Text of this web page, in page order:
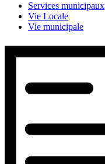
Services municipaux
Vie Locale
Vie municipale